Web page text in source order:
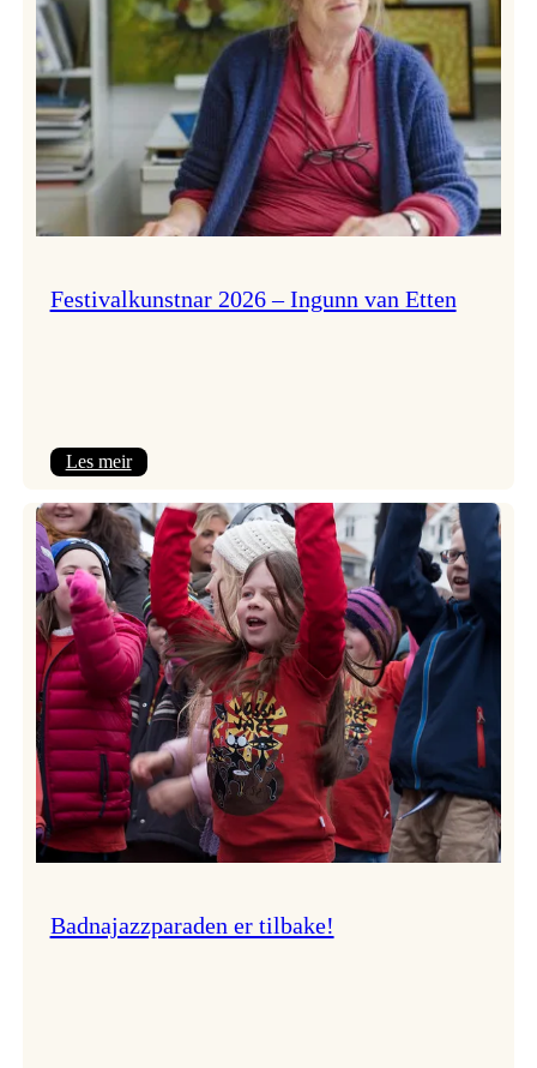
Festivalkunstnar 2026 – Ingunn van Etten
Les meir:
2026
–
Ingunn van Etten
Badnajazzparaden er tilbake!